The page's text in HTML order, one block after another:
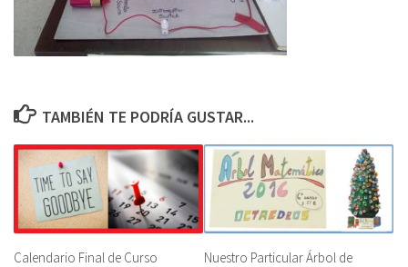
TAMBIÉN TE PODRÍA GUSTAR...
Calendario Final de Curso
Nuestro Particular Árbol de